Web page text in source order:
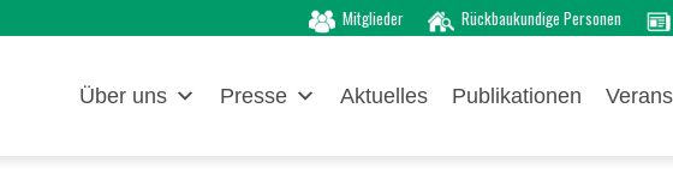
Mitglieder Rückbaukundige Personen
Über uns Presse Aktuelles Publikationen